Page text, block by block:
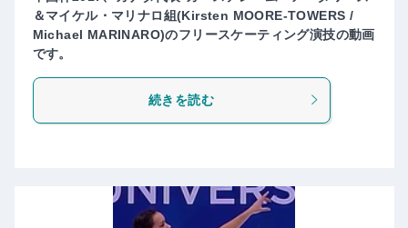
＆マイケル・マリナロ組(Kirsten MOORE-TOWERS /
Michael MARINARO)のフリースケーティング演技の動画
です。
続きを読む